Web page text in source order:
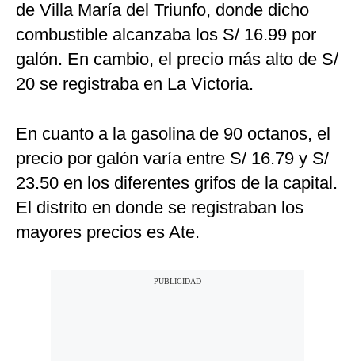
de Villa María del Triunfo, donde dicho
combustible alcanzaba los S/ 16.99 por
galón. En cambio, el precio más alto de S/
20 se registraba en La Victoria.
En cuanto a la gasolina de 90 octanos, el
precio por galón varía entre S/ 16.79 y S/
23.50 en los diferentes grifos de la capital.
El distrito en donde se registraban los
mayores precios es Ate.